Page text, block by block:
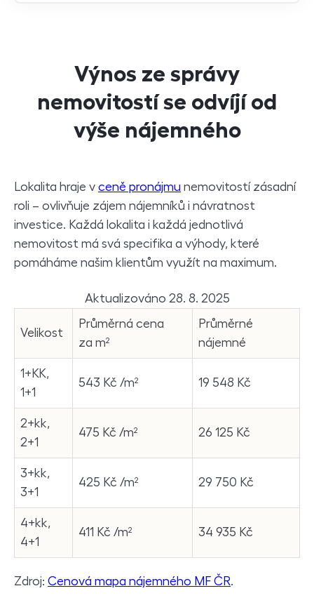
Výnos ze správy
nemovitostí se odvíjí od
výše nájemného
Lokalita hraje v ceně pronájmu nemovitostí zásadní
roli – ovlivňuje zájem nájemníků i návratnost
investice. Každá lokalita i každá jednotlivá
nemovitost má svá specifika a výhody, které
pomáháme našim klientům využít na maximum.
Aktualizováno 28. 8. 2025
Velikost
Průměrná cena
za m²
Průměrné
nájemné
1+KK,
1+1
543 Kč /m² 19 548 Kč
2+kk,
2+1
475 Kč /m² 26 125 Kč
3+kk,
3+1
425 Kč /m² 29 750 Kč
4+kk,
4+1
411 Kč /m² 34 935 Kč
Zdroj: Cenová mapa nájemného MF ČR.